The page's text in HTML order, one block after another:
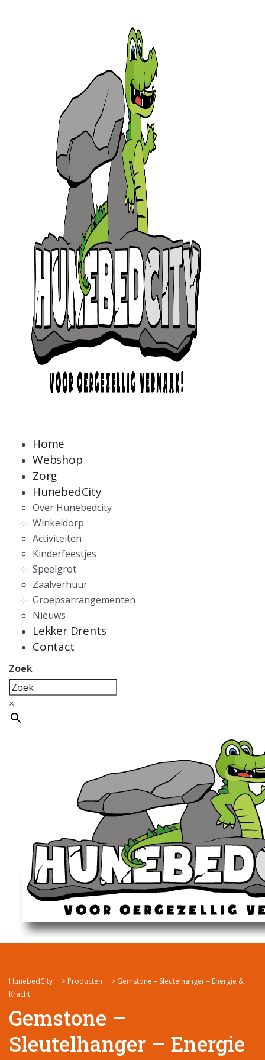
Home
Webshop
Zorg
HunebedCity
Over Hunebedcity
Winkeldorp
Activiteiten
Kinderfeestjes
Speelgrot
Zaalverhuur
Groepsarrangementen
Nieuws
Lekker Drents
Contact
Zoek
×
HunebedCity > Producten > Gemstone – Sleutelhanger – Energie &
Kracht
Gemstone –
Sleutelhanger – Energie